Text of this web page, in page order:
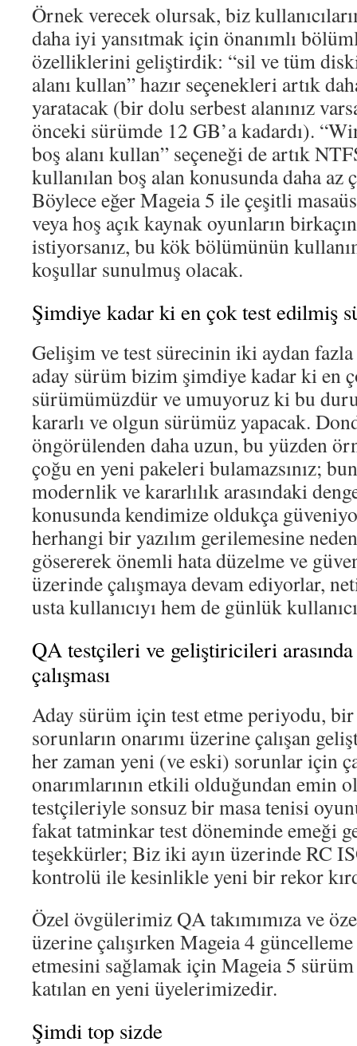
Örnek verecek olursak, biz
daha iyi yansıtmak için önanımlı
özelliklerini geliştirdik: “sil ve tüm
alanı kullan” hazır seçenekleri artık
yaratacak (bir dolu serbest alanınız
önceki sürümde 12 GB’a kadardı).
boş alanı kullan” seçeneği de artık
kullanılan boş alan konusunda daha az
Böylece eğer Mageia 5 ile çeşitli
veya hoş açık kaynak oyunların
istiyorsanız, bu kök bölümünün
koşullar sunulmuş olacak.
Şimdiye kadar ki en çok test edilmiş
Gelişim ve test sürecinin iki aydan
aday sürüm bizim şimdiye kadar ki en
sürümümüzdür ve umuyoruz ki bu
kararlı ve olgun sürümüz yapacak.
öngörülenden daha uzun, bu yüzden
çoğu en yeni pakeleri bulamazsınız;
modernlik ve kararlılık arasındaki
konusunda kendimize oldukça
herhangi bir yazılım gerilemesine
gösererek önemli hata düzelme ve
üzerinde çalışmaya devam ediyorlar,
usta kullanıcıyı hem de günlük
QA testçileri ve geliştiricileri
çalışması
Aday sürüm için test etme periyodu,
sorunların onarımı üzerine çalışan
her zaman yeni (ve eski) sorunlar için
onarımlarının etkili olduğundan emin
testçileriyle sonsuz bir masa tenisi
fakat tatminkar test döneminde emeği
teşekkürler; Biz iki ayın üzerinde RC
kontrolü ile kesinlikle yeni bir rekor
Özel övgülerimiz QA takımımıza ve
üzerine çalışırken Mageia 4
etmesini sağlamak için Mageia 5
katılan en yeni üyelerimizedir.
Şimdi top sizde